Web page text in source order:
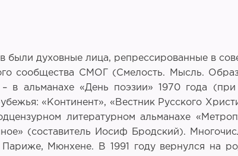
были духовные лица, репрессированные в
сообщества СМОГ (Смелость. Мысль.
в альманахе «День поэзии» 1970 года
«Континент», «Вестник Русского
литературном альманахе
(составитель Иосиф Бродский).
Мюнхене. В 1991 году вернулся на